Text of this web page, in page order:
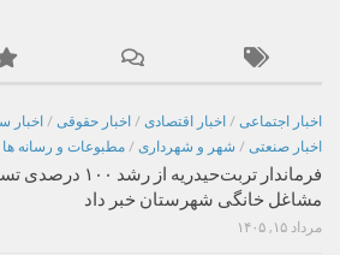
اخبار اجتماعی / اخبار اقتصادی / اخبار حقوقی / اخبار
اخبار صنعتی / شهر و شهرداری / مطبوعات و رسانه ها
فرماندار تربت‌حیدریه از رشد
مشاغل خانگی شهرستان خبر داد
مرداد ۱۵, ۱۴۰۵